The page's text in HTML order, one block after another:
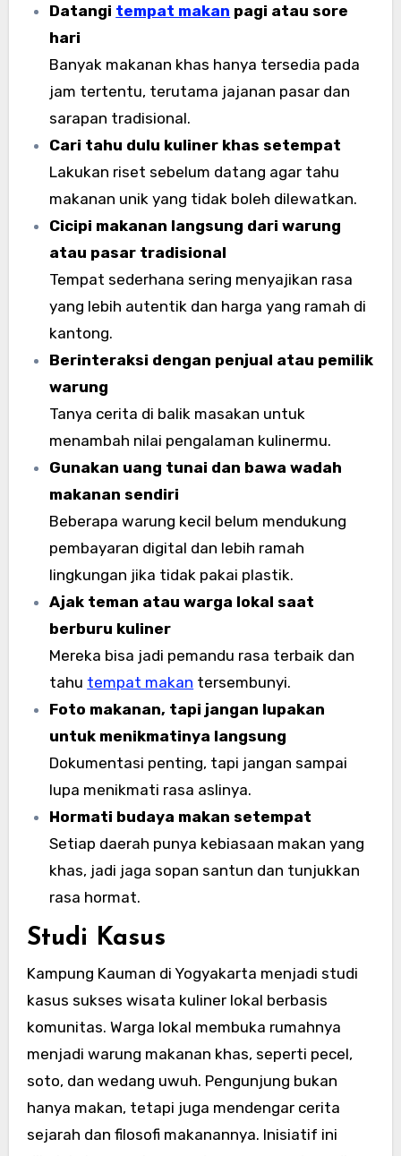
Datangi tempat makan pagi atau sore
hari
Banyak makanan khas hanya tersedia pada
jam tertentu, terutama jajanan pasar dan
sarapan tradisional.
Cari tahu dulu kuliner khas setempat
Lakukan riset sebelum datang agar tahu
makanan unik yang tidak boleh dilewatkan.
Cicipi makanan langsung dari warung
atau pasar tradisional
Tempat sederhana sering menyajikan rasa
yang lebih autentik dan harga yang ramah di
kantong.
Berinteraksi dengan penjual atau pemilik
warung
Tanya cerita di balik masakan untuk
menambah nilai pengalaman kulinermu.
Gunakan uang tunai dan bawa wadah
makanan sendiri
Beberapa warung kecil belum mendukung
pembayaran digital dan lebih ramah
lingkungan jika tidak pakai plastik.
Ajak teman atau warga lokal saat
berburu kuliner
Mereka bisa jadi pemandu rasa terbaik dan
tahu tempat makan tersembunyi.
Foto makanan, tapi jangan lupakan
untuk menikmatinya langsung
Dokumentasi penting, tapi jangan sampai
lupa menikmati rasa aslinya.
Hormati budaya makan setempat
Setiap daerah punya kebiasaan makan yang
khas, jadi jaga sopan santun dan tunjukkan
rasa hormat.
Studi Kasus
Kampung Kauman di Yogyakarta menjadi studi
kasus sukses wisata kuliner lokal berbasis
komunitas. Warga lokal membuka rumahnya
menjadi warung makanan khas, seperti pecel,
soto, dan wedang uwuh. Pengunjung bukan
hanya makan, tetapi juga mendengar cerita
sejarah dan filosofi makanannya. Inisiatif ini